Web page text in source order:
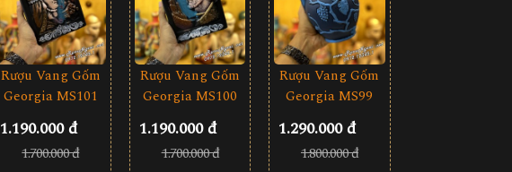
Rượu Vang Gốm
Georgia MS101
1.190.000 đ
1.700.000 đ
Rượu Vang Gốm
Georgia MS100
1.190.000 đ
1.700.000 đ
Rượu Vang Gốm
Georgia MS99
1.290.000 đ
1.800.000 đ